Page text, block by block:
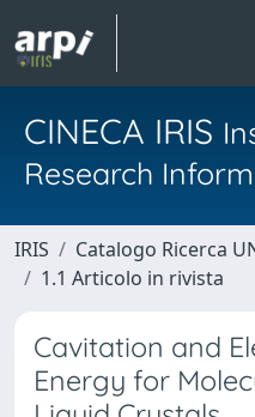
CINECA IRIS
Research
IRIS Catalogo Ricerca
1.1 Articolo in rivista
Cavitation and
Energy for